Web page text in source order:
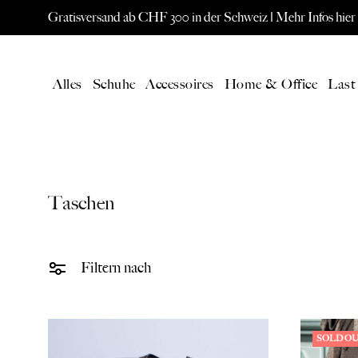
Gratisversand ab CHF 300 in der Schweiz | Mehr Infos hier
Alles
Neuheiten
Schuhe Accessoires Home & Office Last
Taschen
Filtern nach
SOLD